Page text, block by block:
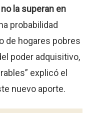
la superan en
probabilidad
de hogares pobres
poder adquisitivo,
explicó el
nuevo aporte.